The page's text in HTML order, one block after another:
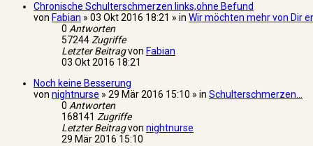
Chronische Schulterschmerzen links,ohne Befund
von Fabian » 03 Okt 2016 18:21 » in Wir möchten mehr von Dir
0 Antworten
57244Zugriffe
Letzter Beitragvon Fabian
03 Okt 2016 18:21
Noch keine Besserung
von nightnurse » 29 Mär 2016 15:10 » in Schulterschmerzen...
0 Antworten
168141 Zugriffe
Letzter Beitragvon nightnurse
29 Mär 2016 15:10